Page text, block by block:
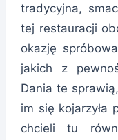
tradycyjna,
tej restauracji
okazję
jakich z
Dania te
im się kojarzyła
chcieli tu